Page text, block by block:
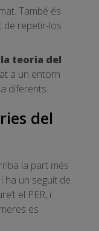
També és
de repetir-los
teoria del
a un entorn
diferents.
del
la part més
ha un seguit de
el PER, i
es